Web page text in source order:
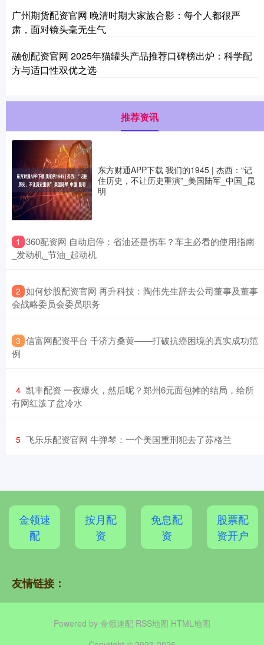
广州期货配资官网 晚清时期大家族合影：每个人都很严
肃，面对镜头毫无生气
融创配资官网 2025年猫罐头产品推荐口碑榜出炉：科学配
方与适口性双优之选
推荐资讯
东方财通APP下载 我们的1945 | 杰西：“记
住历史，不让历史重演”_美国陆军_中国_昆
明
1 ​360配资网 自动启停：省油还是伤车？车主必看的使用指南
_发动机_节油_起动机
2 ​如何炒股配资官网 再升科技：陶伟先生辞去公司董事及董事
会战略委员会委员职务
3 ​信富网配资平台 千济方桑黄——打破抗癌困境的真实成功范
例
4 ​凯丰配资 一夜爆火，然后呢？郑州6元面包摊的结局，给所
有网红泼了盆冷水
5 ​飞乐乐配资官网 牛弹琴：一个美国重刑犯去了苏格兰
金领速
配
按月配
资
免息配
资
股票配
资开户
友情链接：
Powered by 金领速配 RSS地图 HTML地图